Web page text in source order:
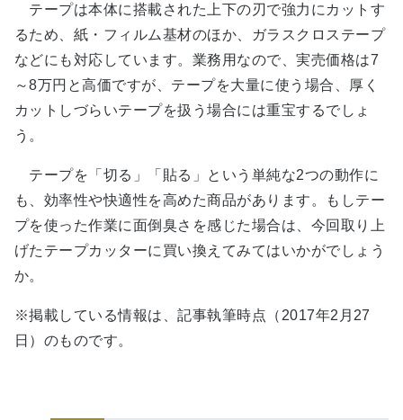
テープは本体に搭載された上下の刃で強力にカットす
るため、紙・フィルム基材のほか、ガラスクロステープ
などにも対応しています。業務用なので、実売価格は7
～8万円と高価ですが、テープを大量に使う場合、厚く
カットしづらいテープを扱う場合には重宝するでしょ
う。
テープを「切る」「貼る」という単純な2つの動作に
も、効率性や快適性を高めた商品があります。もしテー
プを使った作業に面倒臭さを感じた場合は、今回取り上
げたテープカッターに買い換えてみてはいかがでしょう
か。
※掲載している情報は、記事執筆時点（2017年2月27
日）のものです。